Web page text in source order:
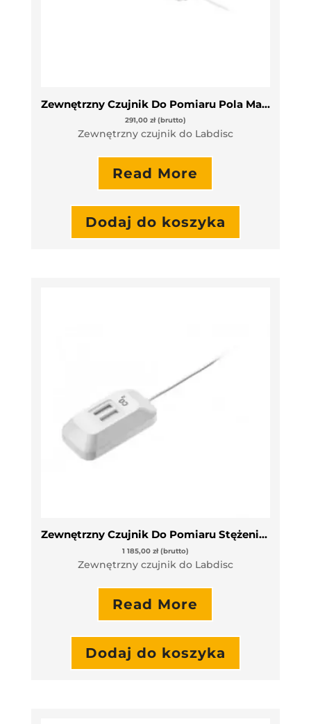
Zewnętrzny Czujnik Do Pomiaru Pola Magnetycznego (Podł. Do Gniazda Uniwersalnego)
291,00 zł (brutto)
Zewnętrzny czujnik do Labdisc
Read More
Dodaj do koszyka
Zewnętrzny Czujnik Do Pomiaru Stężenia CO2
1 185,00 zł (brutto)
Zewnętrzny czujnik do Labdisc
Read More
Dodaj do koszyka